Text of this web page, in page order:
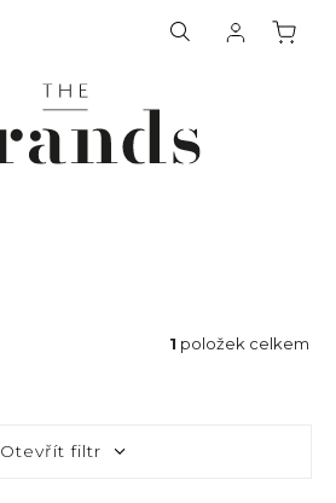
1 položek celkem
Otevřít filtr